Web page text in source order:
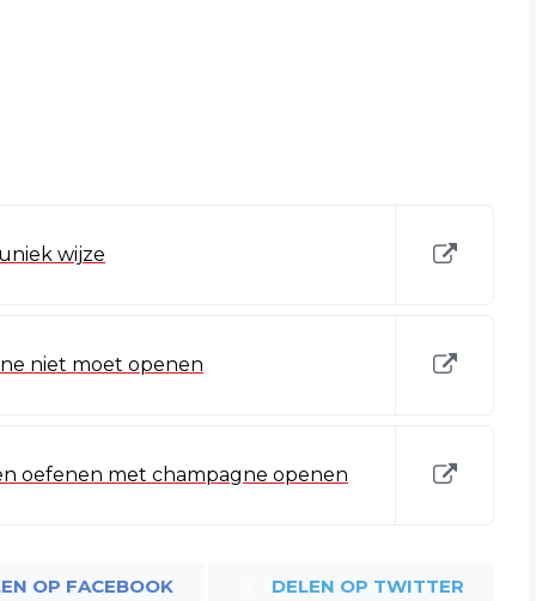
wijze
niet moet openen
oefenen met champagne openen
OP FACEBOOK DELEN OP TWITTER